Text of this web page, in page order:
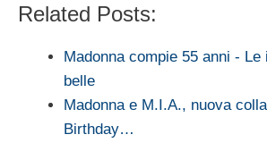
Related Posts:
Madonna compie 55 anni - Le
belle
Madonna e M.I.A., nuova
Birthday…